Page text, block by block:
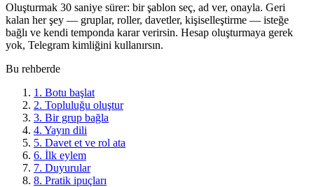
Oluşturmak 30 saniye sürer: bir şablon seç, ad ver, onayla. Geri
kalan her şey — gruplar, roller, davetler, kişiselleştirme — isteğe
bağlı ve kendi temponda karar verirsin. Hesap oluşturmaya gerek
yok, Telegram kimliğini kullanırsın.
Bu rehberde
1. Botu başlat
2. Topluluğu oluştur
3. Bir grup bağla
4. Yayın dili
5. Davet et ve rol ata
6. İlk eylem
7. Duyurular
8. Pratik ipuçları